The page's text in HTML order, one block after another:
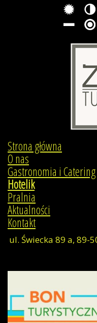
Strona główna
O nas
Gastronomia i Catering
Hotelik
Pralnia
Aktualności
Kontakt
ul. Świecka 89 a, 89-